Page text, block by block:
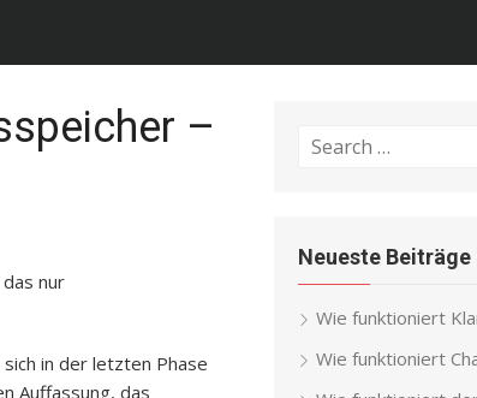
–
nur
in der letzten Phase
Auffassung, das
Search
Neueste Beiträge
Wie funktioniert
Wie funktioniert